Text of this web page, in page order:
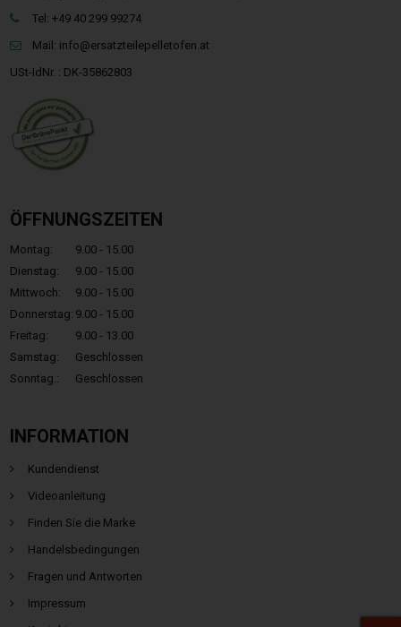
Tel: +49 40 299 99274
Mail: info@ersatzteilepelletofen.at
USt-IdNr. : DK-35862803
ÖFFNUNGSZEITEN
Montag:
9.00 - 15.00
Dienstag:
9.00 - 15.00
Mittwoch:
9.00 - 15.00
Donnerstag: 9.00 - 15.00
Freitag:
9.00 - 13.00
Samstag:
Geschlossen
Sonntag.:
Geschlossen
INFORMATION
Kundendienst
Videoanleitung
Finden Sie die Marke
Handelsbedingungen
Fragen und Antworten
Impressum